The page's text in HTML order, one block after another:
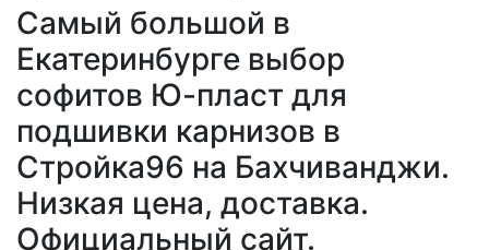
Самый большой в
Екатеринбурге выбор
софитов Ю-пласт для
подшивки карнизов в
Стройка96 на Бахчиванджи.
Низкая цена, доставка.
Официальный сайт.